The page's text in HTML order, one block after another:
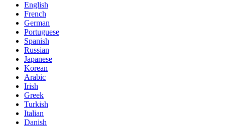
English
French
German
Portuguese
Spanish
Russian
Japanese
Korean
Arabic
Irish
Greek
Turkish
Italian
Danish